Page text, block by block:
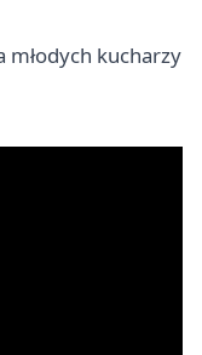
młodych kucharzy